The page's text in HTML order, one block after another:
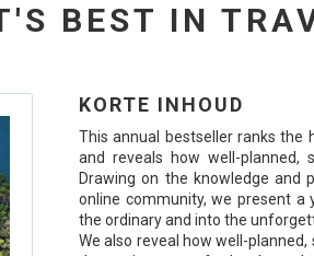
BEST IN
KORTE INHOUD
This annual bestseller ranks the
and reveals how well-planned,
Drawing on the knowledge and
online community, we present
the ordinary and into the
We also reveal how well-